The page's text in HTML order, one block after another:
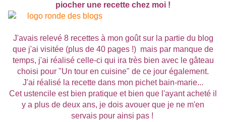
piocher une recette chez moi !
J'avais relevé 8 recettes à mon goût sur la partie du blog
que j'ai visitée (plus de 40 pages !) mais par manque de
temps, j'ai réalisé celle-ci qui ira très bien avec le gâteau
choisi pour "Un tour en cuisine" de ce jour également.
J'ai réalisé la recette dans mon pichet bain-marie...
Cet ustencile est bien pratique et bien que l'ayant acheté il
y a plus de deux ans, je dois avouer que je ne m'en
servais pour ainsi pas !